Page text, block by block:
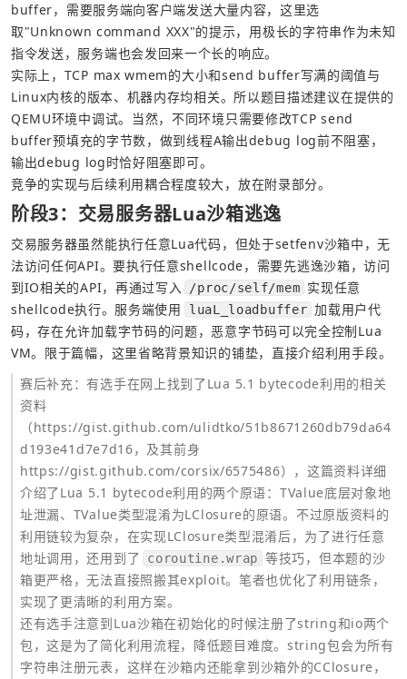
buffer，需要服务端向客户端发送大量内容，这里选
取"Unknown command XXX"的提示，用极长的字符串作为未知
指令发送，服务端也会发回来一个长的响应。
实际上，TCP max wmem的大小和send buffer写满的阈值与
Linux内核的版本、机器内存均相关。所以题目描述建议在提供的
QEMU环境中调试。当然，不同环境只需要修改TCP send
buffer预填充的字节数，做到线程A输出debug log前不阻塞，
输出debug log时恰好阻塞即可。
竞争的实现与后续利用耦合程度较大，放在附录部分。
阶段3：交易服务器Lua沙箱逃逸
交易服务器虽然能执行任意Lua代码，但处于setfenv沙箱中，无
法访问任何API。要执行任意shellcode，需要先逃逸沙箱，访问
到IO相关的API，再通过写入
/proc/self/mem 实现任意
shellcode执行。服务端使用
luaL_loadbuffer 加载用户代
码，存在允许加载字节码的问题，恶意字节码可以完全控制Lua
VM。限于篇幅，这里省略背景知识的铺垫，直接介绍利用手段。
赛后补充：有选手在网上找到了Lua 5.1 bytecode利用的相关
资料
（https://gist.github.com/ulidtko/51b8671260db79da64
d193e41d7e7d16，及其前身
https://gist.github.com/corsix/6575486），这篇资料详细
介绍了Lua 5.1 bytecode利用的两个原语：TValue底层对象地
址泄漏、TValue类型混淆为LClosure的原语。不过原版资料的
利用链较为复杂，在实现LClosure类型混淆后，为了进行任意
地址调用，还用到了
coroutine.wrap 等技巧，但本题的沙
箱更严格，无法直接照搬其exploit。笔者也优化了利用链条，
还有选手注意到Lua沙箱在初始化的时候注册了string和io两个
包，这是为了简化利用流程，降低题目难度。string包会为所有
字符串注册元表，这样在沙箱内还能拿到沙箱外的CClosure，